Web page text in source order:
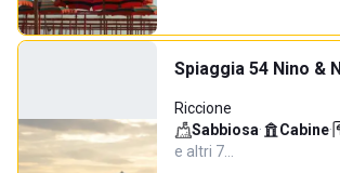
Spiaggia 54 Nino &
Riccione
Sabbiosa· Cabine·
e altri 7…